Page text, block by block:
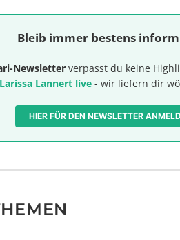
Bleib immer bestens
Newsletter verpasst du keine
Larissa Lannert live - wir liefern dir
HIER FÜR DEN NEWSLETTER